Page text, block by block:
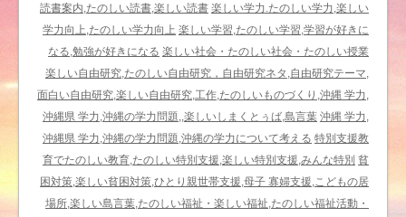
育
メ
ー
ル
マ
ガ
ジ
ン
の
内
読書案内,たのしい読書,楽しい読書 楽しい学力.たのしい学力,楽しい
学力向上,たのしい学力向上 楽しい学習,たのしい学習,学習が好きに
なる,勉強が好きになる 楽しい社会・たのしい社会・たのしい授業
楽しい自由研究,たのしい自由研究，自由研究ネタ,自由研究テーマ,
面白い自由研究,楽しい自由研究,工作,たのしいものづくり,沖縄 学力,
沖縄県 学力,沖縄の学力問題,,楽しいしまくとぅば,島言葉 沖縄 学力,
沖縄県 学力,沖縄の学力問題,沖縄の学力について考える 特別支援教
育でたのしい教育,たのしい特別支援,楽しい特別支援,みんな特別 貧
困対策,楽しい貧困対策,ひとり親世帯支援,母子 寡婦支援,こどもの居
場所,楽しい島言葉,たのしい福祉・楽しい福祉,たのしい福祉活動・